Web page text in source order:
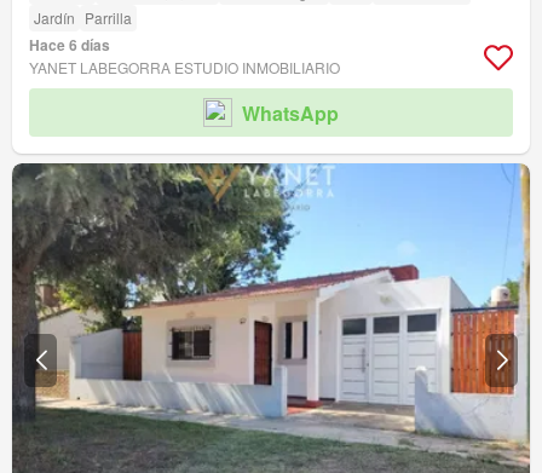
Jardín Parrilla
Hace 6 días
YANET LABEGORRA ESTUDIO INMOBILIARIO
WhatsApp